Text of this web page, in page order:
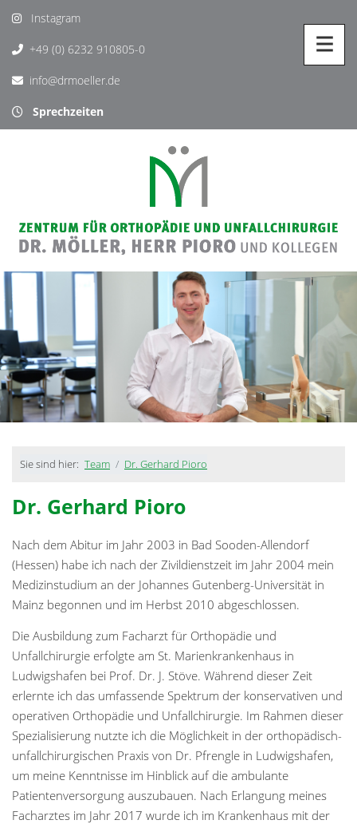
Instagram
+49 (0) 6232 910805-0
info@drmoeller.de
Sprechzeiten
Sie sind hier: Team Dr. Gerhard Pioro
Dr. Gerhard Pioro
Nach dem Abitur im Jahr 2003 in Bad Sooden-Allendorf
(Hessen) habe ich nach der Zivildienstzeit im Jahr 2004 mein
Medizinstudium an der Johannes Gutenberg-Universität in
Mainz begonnen und im Herbst 2010 abgeschlossen.
Die Ausbildung zum Facharzt für Orthopädie und
Unfallchirurgie erfolgte am St. Marienkrankenhaus in
Ludwigshafen bei Prof. Dr. J. Stöve. Während dieser Zeit
erlernte ich das umfassende Spektrum der konservativen und
operativen Orthopädie und Unfallchirurgie. Im Rahmen dieser
Spezialisierung nutzte ich die Möglichkeit in der orthopädisch-
unfallchirurgischen Praxis von Dr. Pfrengle in Ludwigshafen,
um meine Kenntnisse im Hinblick auf die ambulante
Patientenversorgung auszubauen. Nach Erlangung meines
Facharztes im Jahr 2017 wurde ich im Krankenhaus mit der